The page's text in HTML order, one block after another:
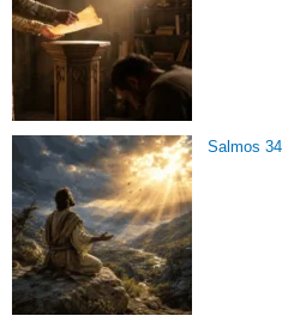
Salmos